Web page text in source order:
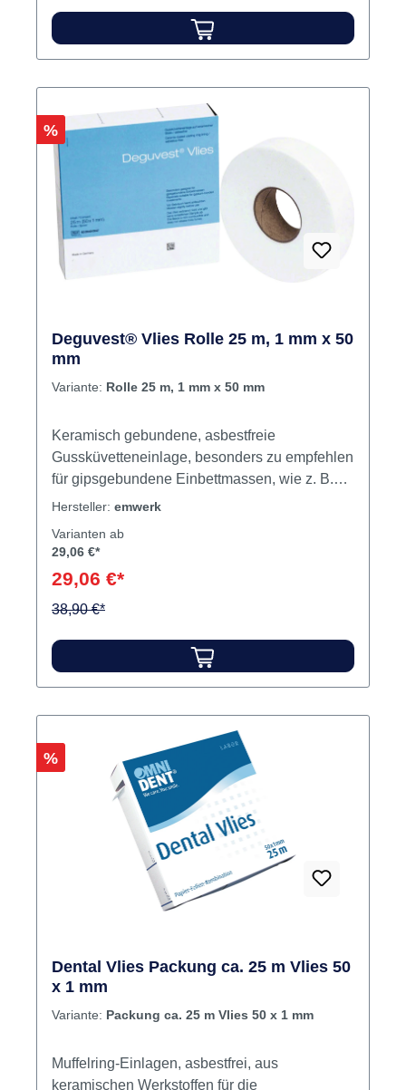
Rabatt
%
Deguvest® Vlies Rolle 25 m, 1 mm x 50
mm
Variante: Rolle 25 m, 1 mm x 50 mm
Keramisch gebundene, asbestfreie
Gussküvetteneinlage, besonders zu empfehlen
für gipsgebundene Einbettmassen, wie z. B.
Deguvest California und für
abzumessen durch Markierungen von 1x - 9x
Hersteller: emwerk
Varianten ab
29,06 €*
29,06 €*
38,90 €*
Rabatt
%
Dental Vlies Packung ca. 25 m Vlies 50
x 1 mm
Variante: Packung ca. 25 m Vlies 50 x 1 mm
Muffelring-Einlagen, asbestfrei, aus
keramischen Werkstoffen für die